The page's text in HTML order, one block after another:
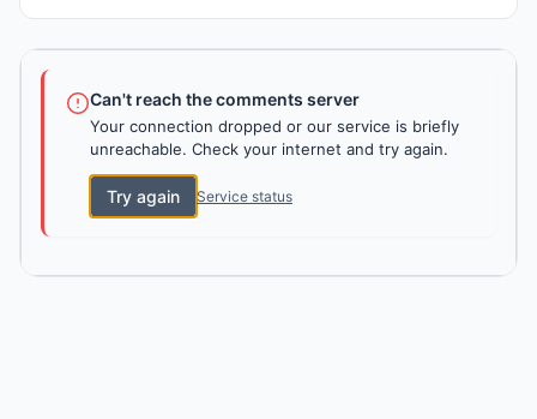
Can't reach the comments server
Your connection dropped or our service is briefly
unreachable. Check your internet and try again.
Try again Service status